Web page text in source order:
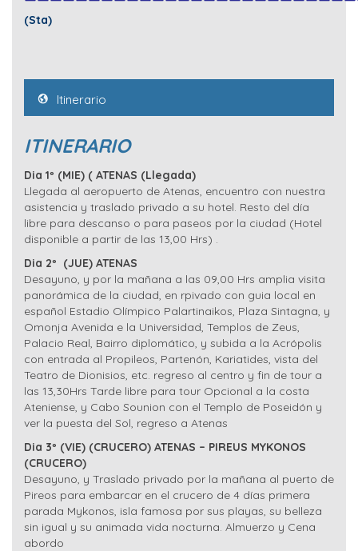
(Sta)
Itinerario
ITINERARIO
Dia 1º (MIE) ( ATENAS (Llegada)
Llegada al aeropuerto de Atenas, encuentro con nuestra
asistencia y traslado privado a su hotel. Resto del día
libre para descanso o para paseos por la ciudad (Hotel
disponible a partir de las 13,00 Hrs) .
Dia 2º (JUE) ATENAS
Desayuno, y por la mañana a las 09,00 Hrs amplia visita
panorámica de la ciudad, en rpivado con guia local en
español Estadio Olímpico Palartinaikos, Plaza Sintagna, y
Omonja Avenida e la Universidad, Templos de Zeus,
Palacio Real, Bairro diplomático, y subida a la Acrópolis
con entrada al Propileos, Partenón, Kariatides, vista del
Teatro de Dionisios, etc. regreso al centro y fin de tour a
las 13,30Hrs Tarde libre para tour Opcional a la costa
Ateniense, y Cabo Sounion con el Templo de Poseidón y
ver la puesta del Sol, regreso a Atenas
Dia 3º (VIE) (CRUCERO) ATENAS – PIREUS MYKONOS
(CRUCERO)
Desayuno, y Traslado privado por la mañana al puerto de
Pireos para embarcar en el crucero de 4 días primera
parada Mykonos, isla famosa por sus playas, su belleza
sin igual y su animada vida nocturna. Almuerzo y Cena
abordo